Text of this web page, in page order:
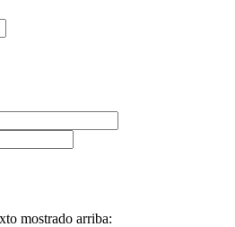
mostrado arriba: